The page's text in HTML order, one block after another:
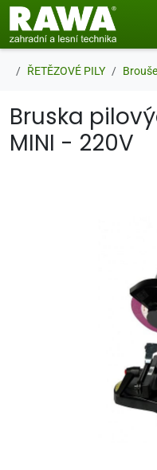
RAWA zahradní a lesní
ŘETĚZOVÉ PILY
Bruska
MINI - 220V